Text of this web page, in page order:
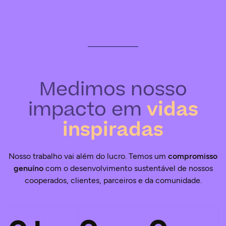
Medimos nosso
impacto em vidas
inspiradas
Nosso trabalho vai além do lucro. Temos um compromisso
genuínocom o desenvolvimento sustentável de nossos
cooperados, clientes, parceiros e da comunidade.